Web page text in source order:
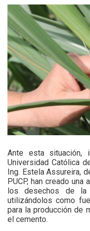
Ante esta situación,
Universidad Católica
Ing. Estela Assureira,
PUCP, han creado
los desechos de la
utilizándolos como
para la producción de
el cemento.